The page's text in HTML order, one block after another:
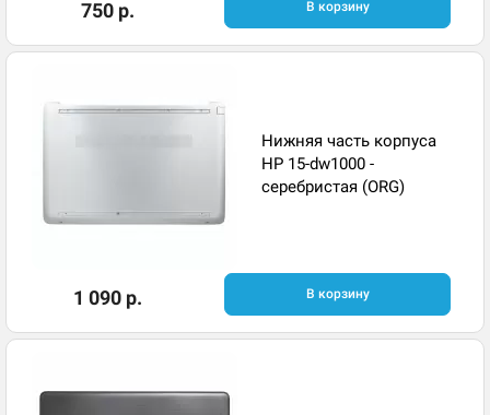
750 р. В корзину
Нижняя часть корпуса
HP 15-dw1000 -
серебристая (ORG)
1 090 р. В корзину